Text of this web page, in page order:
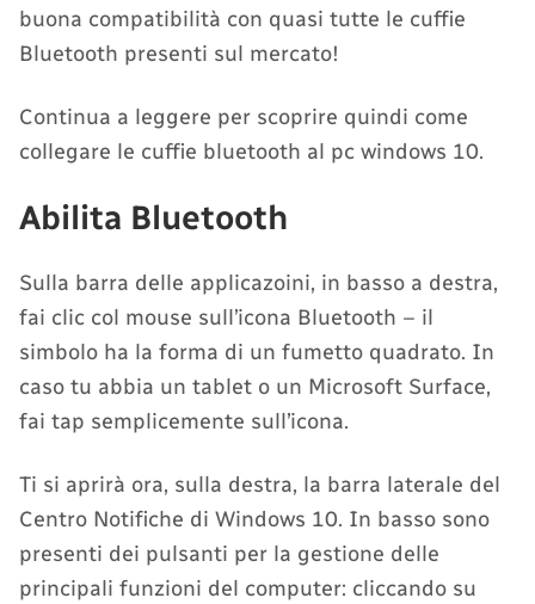
buona compatibilità con quasi tutte le cuffie
Bluetooth presenti sul mercato!
Continua a leggere per scoprire quindi come
collegare le cuffie bluetooth al pc windows 10.
Abilita Bluetooth
Sulla barra delle applicazoini, in basso a destra,
fai clic col mouse sull’icona Bluetooth – il
simbolo ha la forma di un fumetto quadrato. In
caso tu abbia un tablet o un Microsoft Surface,
fai tap semplicemente sull’icona.
Ti si aprirà ora, sulla destra, la barra laterale del
Centro Notifiche di Windows 10. In basso sono
presenti dei pulsanti per la gestione delle
principali funzioni del computer: cliccando su